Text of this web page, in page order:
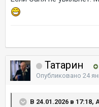
Татарин
Опубликовано 24
В 24.01.2026 в 17:18,